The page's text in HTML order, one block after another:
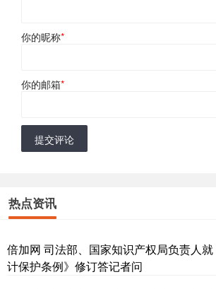
你的昵称*
你的邮箱*
提交评论
热点资讯
倍加网 司法部、国家知识产权局负责人
计保护条例》修订答记者问